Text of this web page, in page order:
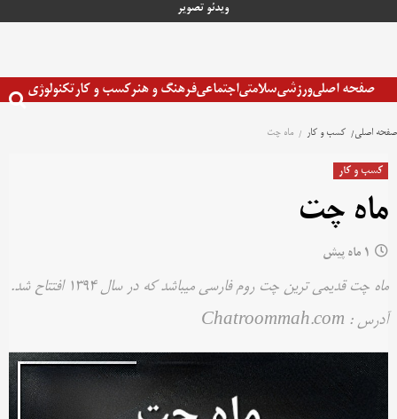
ویدئو تصویر
صفحه اصلیورزشیسلامتیاجتماعیفرهنگ و هنرکسب و کارتکنولوژی
صفحه اصلی کسب و کار ماه چت
کسب و کار
ماه چت
1 ماه پیش
ماه چت قدیمی ترین چت روم فارسی میباشد که در سال 1394 افتتاح شد.
آدرس : Chatroommah.com